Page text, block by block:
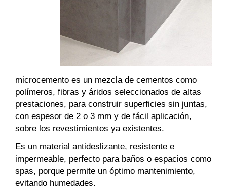
microcemento es un mezcla de cementos como
polímeros, fibras y áridos seleccionados de altas
prestaciones, para construir superficies sin juntas,
con espesor de 2 o 3 mm y de fácil aplicación,
sobre los revestimientos ya existentes.
Es un material antideslizante, resistente e
impermeable, perfecto para baños o espacios como
spas, porque permite un óptimo mantenimiento,
evitando humedades.